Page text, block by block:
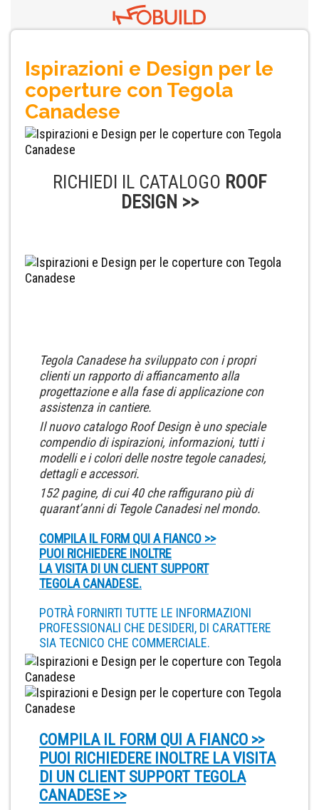
Ispirazioni e Design per le
coperture con Tegola
Canadese
RICHIEDI IL CATALOGO ROOF
DESIGN >>
Tegola Canadese ha sviluppato con i propri
clienti un rapporto di affiancamento alla
progettazione e alla fase di applicazione con
assistenza in cantiere.
Il nuovo catalogo Roof Design è uno speciale
compendio di ispirazioni, informazioni, tutti i
modelli e i colori delle nostre tegole canadesi,
dettagli e accessori.
152 pagine, di cui 40 che raffigurano più di
quarant’anni di Tegole Canadesi nel mondo.
COMPILA IL FORM QUI A FIANCO >>
PUOI RICHIEDERE INOLTRE
LA VISITA DI UN CLIENT SUPPORT
TEGOLA CANADESE.
POTRÀ FORNIRTI TUTTE LE INFORMAZIONI
PROFESSIONALI CHE DESIDERI, DI CARATTERE
SIA TECNICO CHE COMMERCIALE.
COMPILA IL FORM QUI A FIANCO >>
PUOI RICHIEDERE INOLTRE LA VISITA
DI UN CLIENT SUPPORT TEGOLA
CANADESE >>